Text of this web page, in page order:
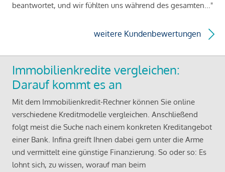
beantwortet, und wir fühlten uns während des gesamten..."
weitere Kundenbewertungen
Immobilienkredite vergleichen:
Darauf kommt es an
Mit dem Immobilienkredit-Rechner können Sie online
verschiedene Kreditmodelle vergleichen. Anschließend
folgt meist die Suche nach einem konkreten Kreditangebot
einer Bank. Infina greift Ihnen dabei gern unter die Arme
und vermittelt eine günstige Finanzierung. So oder so: Es
lohnt sich, zu wissen, worauf man beim